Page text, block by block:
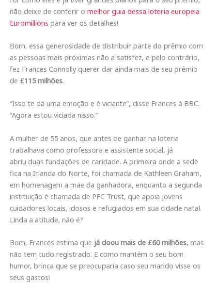
não deixe de conferir o melhor guia dessa loteria europeia
Euromillions para ver os detalhes!
Bom, essa generosidade de distribuir parte do prêmio com
as pessoas mais próximas não a satisfez, e pelo contrário,
fez Frances Connolly querer dar ainda mais de seu prêmio
de £115 milhões.
“Isso te dá uma emoção e é viciante”, disse Frances à BBC.
“Agora estou viciada nisso.”
A mulher de 55 anos, que antes de ganhar na loteria
trabalhava como professora e assistente social, já
abriu duas fundações de caridade. A primeira onde a sede
fica na Irlanda do Norte, foi chamada de Kathleen Graham,
em homenagem a mãe da ganhadora, enquanto a segunda
instituição é chamada de PFC Trust, que apoia jovens
cuidadores locais, idosos e refugiados em sua cidade natal.
Linda a atitude, não é?
Bom, Frances estima que já doou mais de £60 milhões, mas
não tem tudo registrado. E como mantém o seu bom
humor, brinca que se preocuparia caso seu marido visse os
seus gastos!